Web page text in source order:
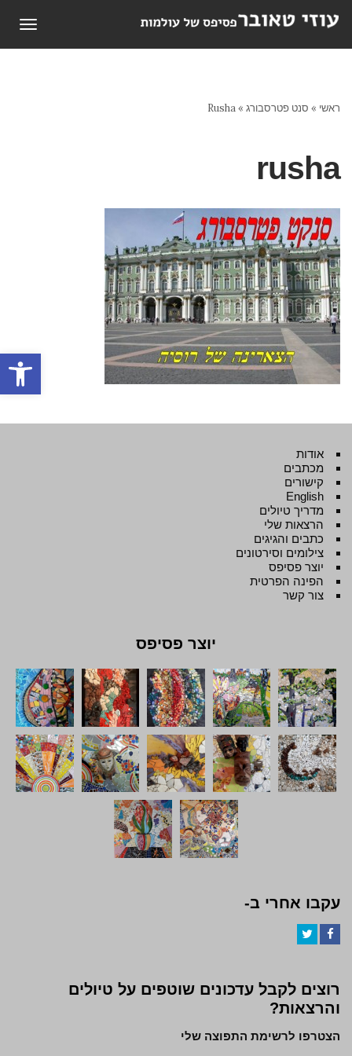
פתח
ראשי » סנט פטרסבורג »
Rusha
rusha
אודות
מכתבים
קישורים
English
מדריך טיולים
הרצאות שלי
כתבים והגיגים
צילומים וסירטונים
יוצר פסיפס
הפינה הפרטית
צור קשר
יוצר פסיפס
עקבו אחרי ב-
רוצים לקבל עדכונים שוטפים על טיולים
והרצאות?
הצטרפו לרשימת התפוצה שלי